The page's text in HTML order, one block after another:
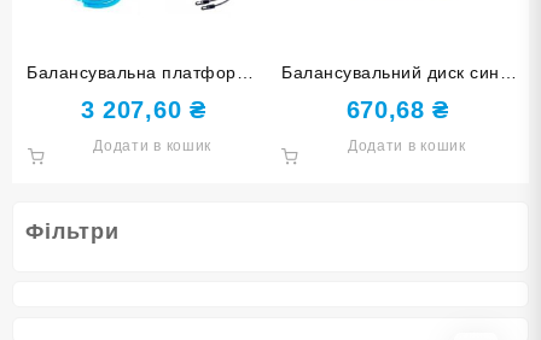
Фільтри
Балансувальна платформа
60 см кільця фіолетова
YJ06-G-Ф
3 207,60 ₴
Додати в кошик
Балансувальний диск синій
YJ-O-M-blue
670,68₴
Додати в кошик